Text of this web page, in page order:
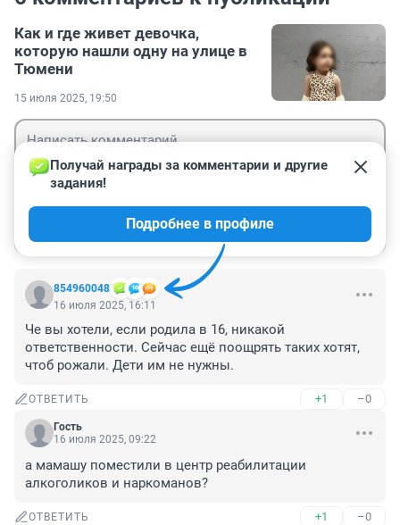
Как и где живет девочка,
которую нашли одну на улице в
Тюмени
15 июля 2025, 19:50
854960048
Получай награды за комментарии и другие
задания!
Подробнее в профиле
16 июля 2025, 16:11
Че вы хотели, если родила в 16, никакой
ответственности. Сейчас ещё поощрять таких хотят,
чтоб рожали. Дети им не нужны.
ОТВЕТИТЬ +1 –0
Гость
16 июля 2025, 09:22
а мамашу поместили в центр реабилитации
алкоголиков и наркоманов?
ОТВЕТИТЬ +1 –0